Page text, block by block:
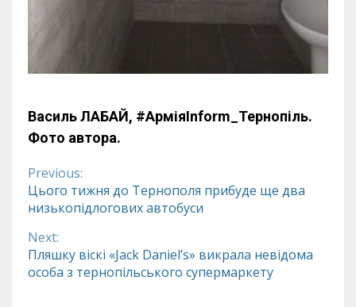
Василь ЛАБАЙ, #АрміяInform_Тернопіль.
Фото автора.
Continue
Reading
Previous:
Цього тижня до Тернополя прибуде ще два
низькопідлогових автобуси
Next:
Пляшку віскі «Jack Daniel’s» викрала невідома
особа з тернопільського супермаркету